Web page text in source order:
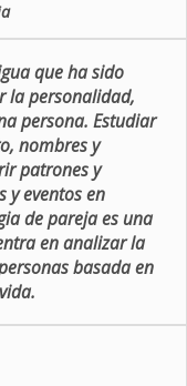
que ha sido
la personalidad,
persona. Estudiar
nombres y
patrones y
y eventos en
de pareja es una
en analizar la
basada en